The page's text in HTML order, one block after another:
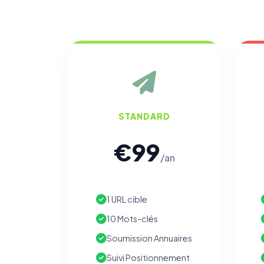
STANDARD
€99/an
1 URL cible
10 Mots-clés
Soumission Annuaires
Suivi Positionnement